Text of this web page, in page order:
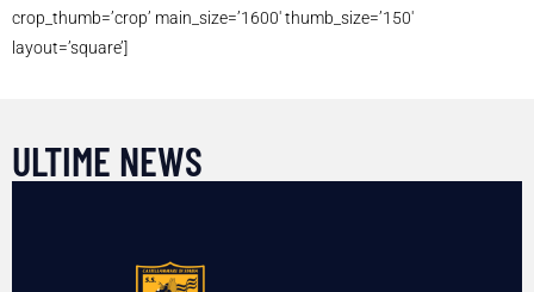
crop_thumb=’crop’ main_size=’1600′ thumb_size=’150′
layout=’square’]
ULTIME NEWS